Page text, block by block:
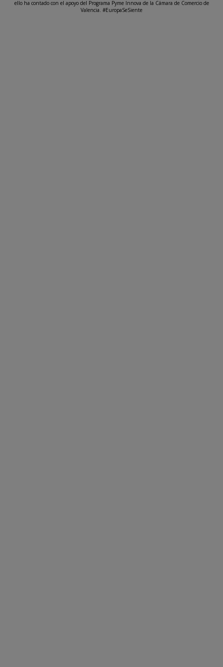
ello ha contado con el apoyo del Programa Pyme Innova de la Cámara de Comercio de
Valencia. #EuropaSeSiente